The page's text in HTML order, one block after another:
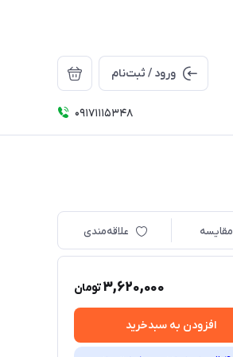
ورود / ثبت‌نام
09171115348
مقایسه علاقه‌مندی
3,620,000تومان
افزودن به سبدخرید